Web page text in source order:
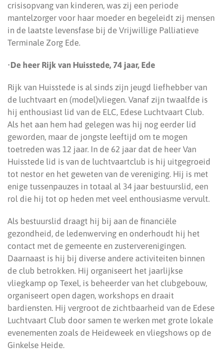
crisisopvang van kinderen, was zij een periode
mantelzorger voor haar moeder en begeleidt zij mensen
in de laatste levensfase bij de Vrijwillige Palliatieve
Terminale Zorg Ede.
•De heer Rijk van Huisstede, 74 jaar, Ede
Rijk van Huisstede is al sinds zijn jeugd liefhebber van
de luchtvaart en (model)vliegen. Vanaf zijn twaalfde is
hij enthousiast lid van de ELC, Edese Luchtvaart Club.
Als het aan hem had gelegen was hij nog eerder lid
geworden, maar de jongste leeftijd om te mogen
toetreden was 12 jaar. In de 62 jaar dat de heer Van
Huisstede lid is van de luchtvaartclub is hij uitgegroeid
tot nestor en het geweten van de vereniging. Hij is met
enige tussenpauzes in totaal al 34 jaar bestuurslid, een
rol die hij tot op heden met veel enthousiasme vervult.
Als bestuurslid draagt hij bij aan de financiële
gezondheid, de ledenwerving en onderhoudt hij het
contact met de gemeente en zusterverenigingen.
Daarnaast is hij bij diverse andere activiteiten binnen
de club betrokken. Hij organiseert het jaarlijkse
vliegkamp op Texel, is beheerder van het clubgebouw,
organiseert open dagen, workshops en draait
bardiensten. Hij vergroot de zichtbaarheid van de Edese
Luchtvaart Club door samen te werken met grote lokale
evenementen zoals de Heideweek en vliegshows op de
Ginkelse Heide.